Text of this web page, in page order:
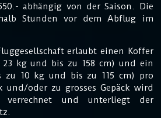
abhängig von der Saison. Die
Stunden vor dem Abflug im
erlaubt einen Koffer
23 kg und bis zu 158 cm) und ein
zu 10 kg und bis zu 115 cm) pro
und/oder zu grosses Gepäck wird
verrechnet und unterliegt der